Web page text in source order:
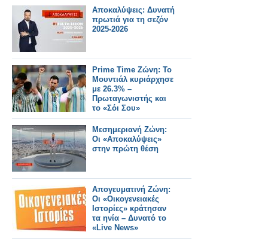
Αποκαλύψεις: Δυνατή
πρωτιά για τη σεζόν
2025-2026
Prime Time Ζώνη: Το
Μουντιάλ κυριάρχησε
με 26.3% –
Πρωταγωνιστής και
το «Σόι Σου»
Μεσημεριανή Ζώνη:
Οι «Αποκαλύψεις»
στην πρώτη θέση
Απογευματινή Ζώνη:
Οι «Οικογενειακές
Ιστορίες» κράτησαν
τα ηνία – Δυνατό το
«Live News»